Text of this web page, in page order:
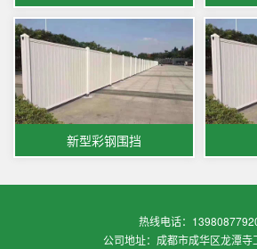
新型彩钢围挡
热线电话：
公司地址：成都市成华区龙潭寺